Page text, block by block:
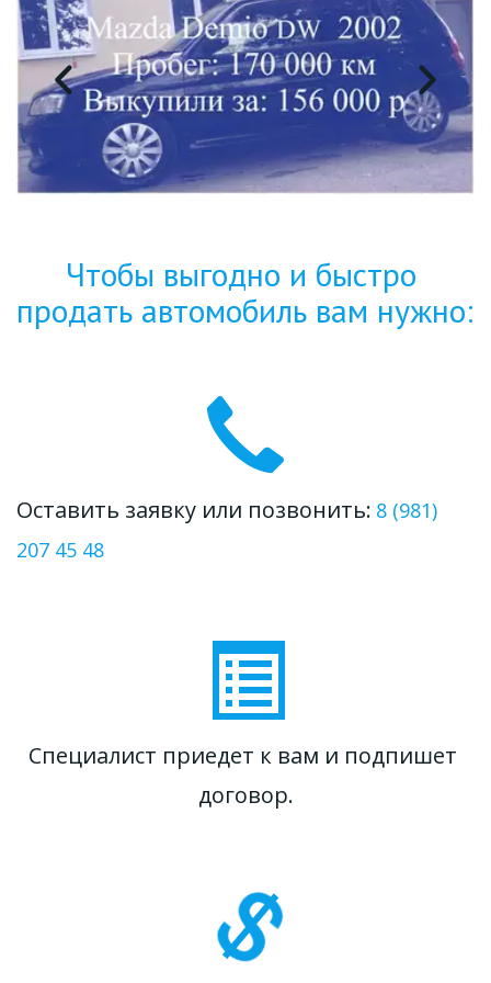
Чтобы выгодно и быстро
Оставить заявку или позвонить: 8 (981)
207 45 48
Специалист приедет к вам и подпишет
договор.